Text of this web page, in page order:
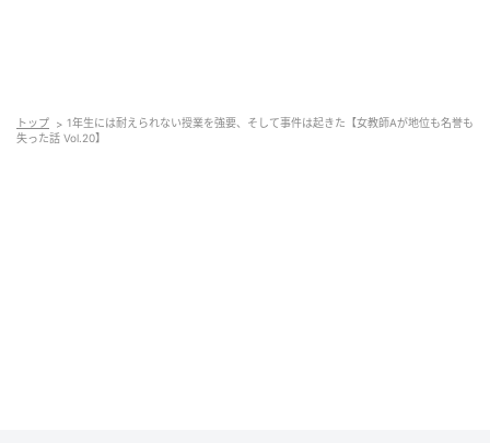
トップ
1年生には耐えられない授業を強要、そして事件は起きた【女教師Aが地位も名誉も
失った話 Vol.20】